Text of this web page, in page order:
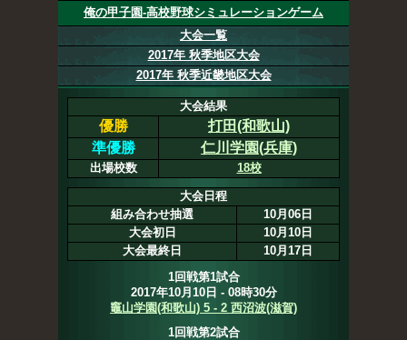
俺の甲子園-高校野球シミュレーションゲーム
大会一覧
2017年 秋季地区大会
2017年 秋季近畿地区大会
大会結果
優勝
打田(和歌山)
準優勝
仁川学園(兵庫)
出場校数 18校
大会日程
組み合わせ抽選
10月06日
大会初日
10月10日
大会最終日
10月17日
1回戦第1試合
2017年10月10日 - 08時30分
竈山学園(和歌山) 5 - 2 西沼波(滋賀)
1回戦第2試合